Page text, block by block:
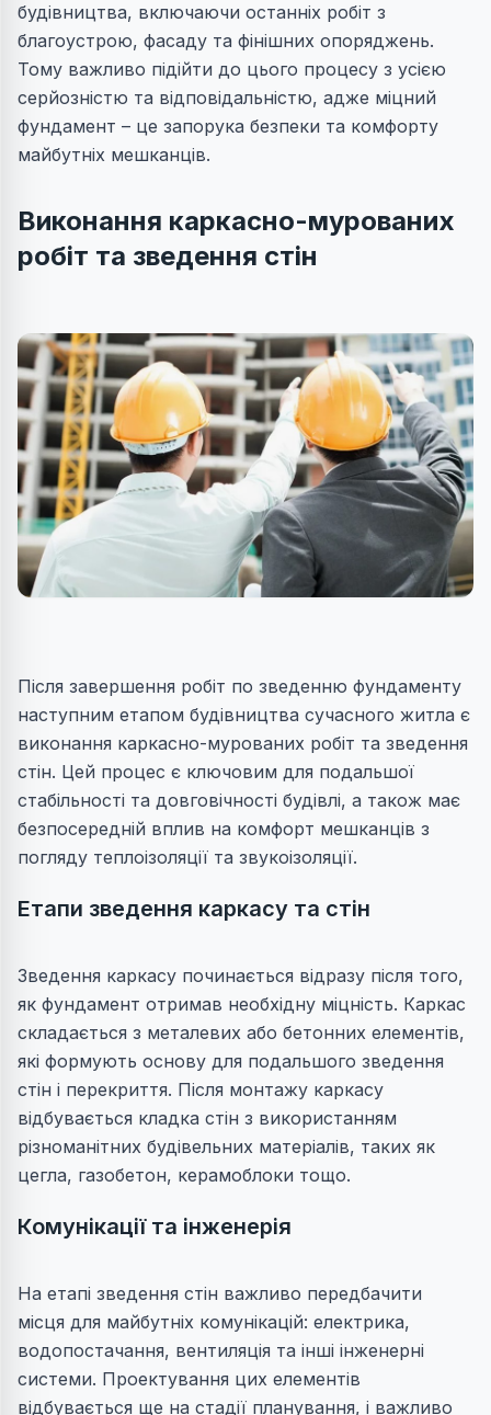
будівництва, включаючи останніх робіт з
благоустрою, фасаду та фінішних опоряджень.
Тому важливо підійти до цього процесу з усією
серйозністю та відповідальністю, адже міцний
фундамент – це запорука безпеки та комфорту
майбутніх мешканців.
Виконання каркасно-мурованих
робіт та зведення стін
Після завершення робіт по зведенню фундаменту
наступним етапом будівництва сучасного житла є
виконання каркасно-мурованих робіт та зведення
стін. Цей процес є ключовим для подальшої
стабільності та довговічності будівлі, а також має
безпосередній вплив на комфорт мешканців з
погляду теплоізоляції та звукоізоляції.
Етапи зведення каркасу та стін
Зведення каркасу починається відразу після того,
як фундамент отримав необхідну міцність. Каркас
складається з металевих або бетонних елементів,
які формують основу для подальшого зведення
стін і перекриття. Після монтажу каркасу
відбувається кладка стін з використанням
різноманітних будівельних матеріалів, таких як
цегла, газобетон, керамоблоки тощо.
Комунікації та інженерія
На етапі зведення стін важливо передбачити
місця для майбутніх комунікацій: електрика,
водопостачання, вентиляція та інші інженерні
системи. Проектування цих елементів
відбувається ще на стадії планування, і важливо